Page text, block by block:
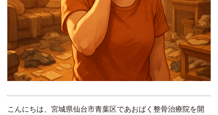
こんにちは、宮城県仙台市青葉区であおばく整骨治療院を開